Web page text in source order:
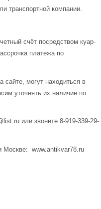
транспортной компании.
счёт посредством куар-
платежа по
сайте, могут находиться в
уточнять их наличие по
или звоните 8-919-339-29-
Москве: www.antikvar78.ru